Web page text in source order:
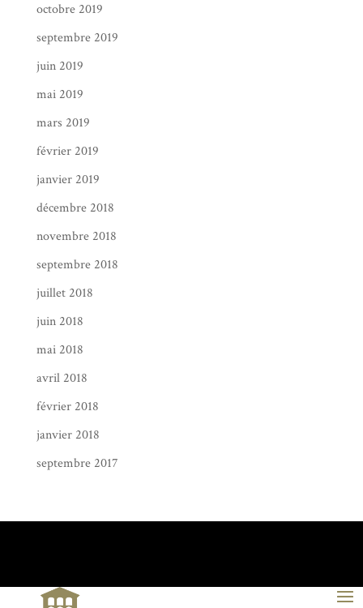
octobre 2019
septembre 2019
juin 2019
mai 2019
mars 2019
février 2019
janvier 2019
décembre 2018
novembre 2018
septembre 2018
juillet 2018
juin 2018
mai 2018
avril 2018
février 2018
janvier 2018
septembre 2017